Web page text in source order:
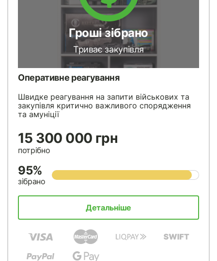
Гроші зібрано
Триває закупівля
Оперативне реагування
Швидке реагування на запити військових та
закупівля критично важливого спорядження
та амуніції
15 300 000 грн
потрібно
95%
зібрано
Детальніше